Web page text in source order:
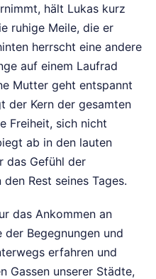
hält Lukas kurz
ruhige Meile, die er
herrscht eine andere
auf einem Laufrad
Mutter geht entspannt
der Kern der gesamten
Freiheit, sich nicht
ab in den lauten
das Gefühl der
Rest seines Tages.
das Ankommen an
der Begegnungen und
erfahren und
Gassen unserer Städte,